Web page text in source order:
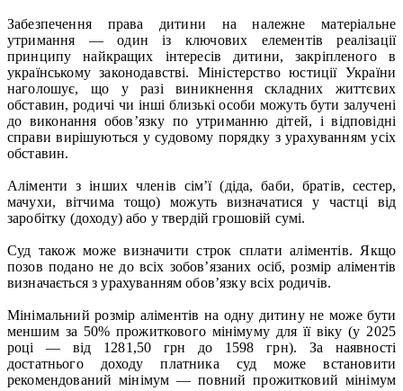
Забезпечення права дитини на належне матеріальне
утримання — один із ключових елементів реалізації
принципу найкращих інтересів дитини, закріпленого в
українському законодавстві. Міністерство юстиції України
наголошує, що у разі виникнення складних життєвих
обставин, родичі чи інші близькі особи можуть бути залучені
до виконання обов’язку по утриманню дітей, і відповідні
справи вирішуються у судовому порядку з урахуванням усіх
обставин.
Аліменти з інших членів сім’ї (діда, баби, братів, сестер,
мачухи, вітчима тощо) можуть визначатися у частці від
заробітку (доходу) або у твердій грошовій сумі.
Суд також може визначити строк сплати аліментів. Якщо
позов подано не до всіх зобов’язаних осіб, розмір аліментів
визначається з урахуванням обов’язку всіх родичів.
Мінімальний розмір аліментів на одну дитину не може бути
меншим за 50% прожиткового мінімуму для її віку (у 2025
році — від 1281,50 грн до 1598 грн). За наявності
достатнього доходу платника суд може встановити
рекомендований мінімум — повний прожитковий мінімум